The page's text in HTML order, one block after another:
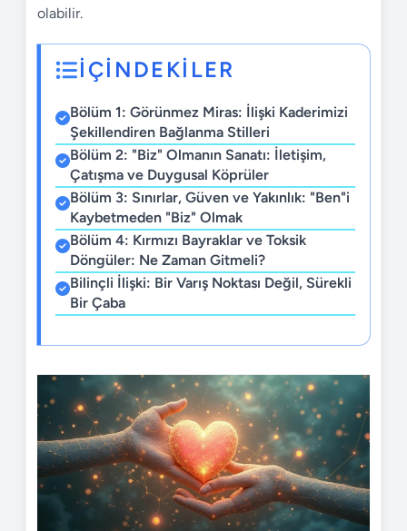
olabilir.
İÇİNDEKİLER
Bölüm 1: Görünmez Miras: İlişki Kaderimizi
Şekillendiren Bağlanma Stilleri
Bölüm 2: "Biz" Olmanın Sanatı: İletişim,
Çatışma ve Duygusal Köprüler
Bölüm 3: Sınırlar, Güven ve Yakınlık: "Ben"i
Kaybetmeden "Biz" Olmak
Bölüm 4: Kırmızı Bayraklar ve Toksik
Döngüler: Ne Zaman Gitmeli?
Bilinçli İlişki: Bir Varış Noktası Değil, Sürekli
Bir Çaba